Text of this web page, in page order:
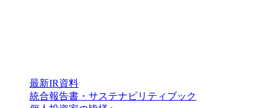
最新IR資料
統合報告書・サステナビリティブック